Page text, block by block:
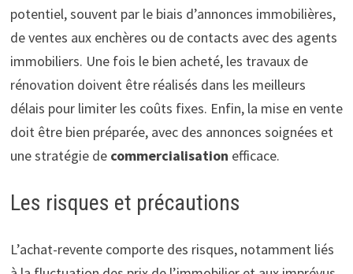
potentiel, souvent par le biais d’annonces immobilières,
de ventes aux enchères ou de contacts avec des agents
immobiliers. Une fois le bien acheté, les travaux de
rénovation doivent être réalisés dans les meilleurs
délais pour limiter les coûts fixes. Enfin, la mise en vente
doit être bien préparée, avec des annonces soignées et
une stratégie de commercialisation efficace.
Les risques et précautions
L’achat-revente comporte des risques, notamment liés